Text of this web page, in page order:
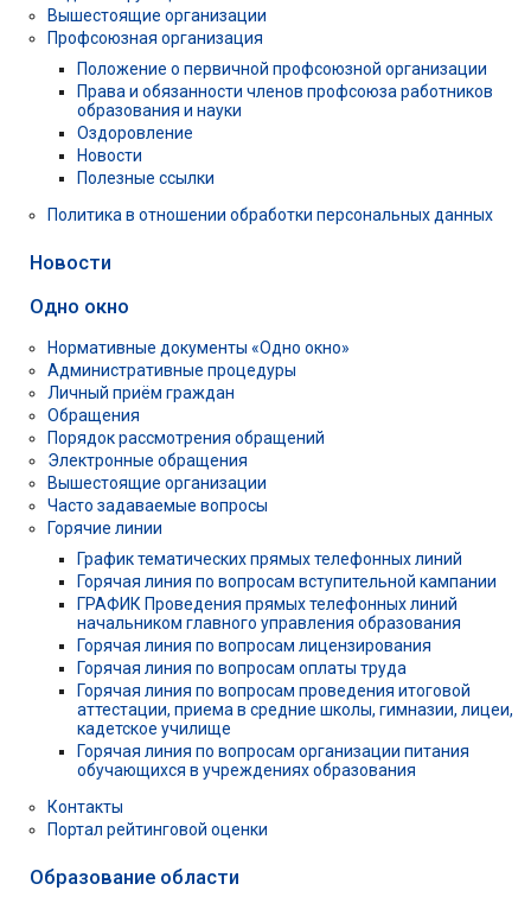
Вышестоящие организации
Профсоюзная организация
Положение о первичной профсоюзной организации
Права и обязанности членов профсоюза работников
образования и науки
Оздоровление
Новости
Полезные ссылки
Политика в отношении обработки персональных данных
Новости
Одно окно
Нормативные документы «Одно окно»
Административные процедуры
Личный приём граждан
Обращения
Порядок рассмотрения обращений
Электронные обращения
Вышестоящие организации
Часто задаваемые вопросы
Горячие линии
График тематических прямых телефонных линий
Горячая линия по вопросам вступительной кампании
ГРАФИК Проведения прямых телефонных линий
начальником главного управления образования
Горячая линия по вопросам лицензирования
Горячая линия по вопросам оплаты труда
Горячая линия по вопросам проведения итоговой
аттестации, приема в средние школы, гимназии, лицеи,
кадетское училище
Горячая линия по вопросам организации питания
обучающихся в учреждениях образования
Контакты
Портал рейтинговой оценки
Образование области